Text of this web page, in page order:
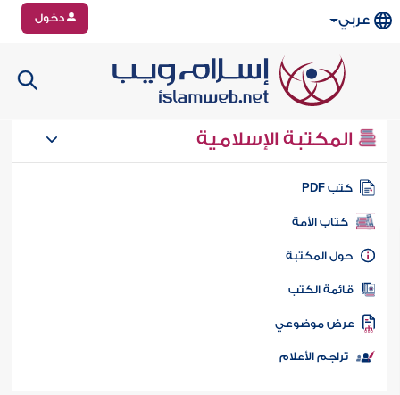
عربي دخول
المكتبة الإسلامية
كتب PDF
كتاب الأمة
المكتبة
الكتب
موضوعي